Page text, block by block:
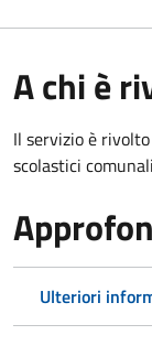
A chi è
Il servizio è
scolastici
Ulteriori